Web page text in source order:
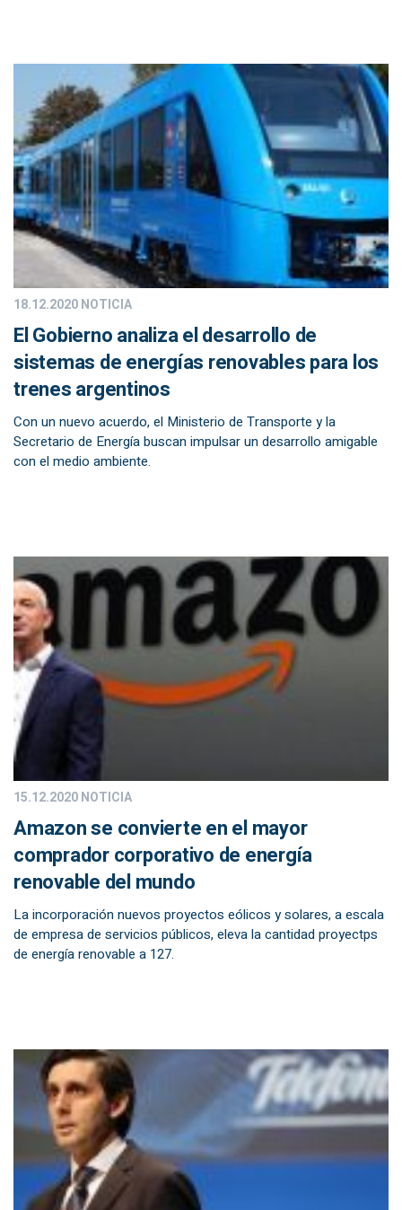
18.12.2020NOTICIA
El Gobierno analiza el desarrollo de
sistemas de energías renovables para los
trenes argentinos
Con un nuevo acuerdo, el Ministerio de Transporte y la
Secretario de Energía buscan impulsar un desarrollo amigable
con el medio ambiente.
15.12.2020NOTICIA
Amazon se convierte en el mayor
comprador corporativo de energía
renovable del mundo
La incorporación nuevos proyectos eólicos y solares, a escala
de empresa de servicios públicos, eleva la cantidad proyectps
de energía renovable a 127.